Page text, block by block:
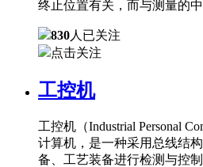
终止位置有关，而与测量的中
830人已关注
点击关注
工控机
工控机（Industrial Personal
计算机，是一种采用总线结
备、工艺装备进行检测与控